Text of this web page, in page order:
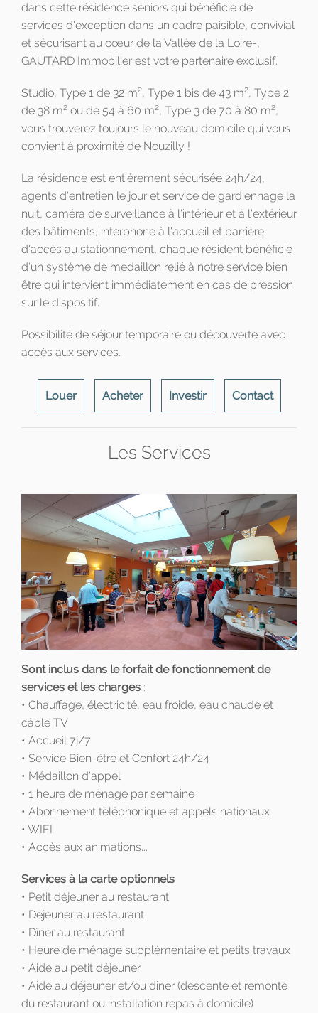
dans cette résidence seniors qui bénéficie de
services d'exception dans un cadre paisible, convivial
et sécurisant au cœur de la Vallée de la Loire-,
GAUTARD Immobilier est votre partenaire exclusif.
Studio, Type 1 de 32 m2, Type 1 bis de 43 m2, Type 2
de 38 m2 ou de 54 à 60 m2, Type 3 de 70 à 80 m2,
vous trouverez toujours le nouveau domicile qui vous
convient à proximité de Nouzilly !
La résidence est entièrement sécurisée 24h/24,
agents d'entretien le jour et service de gardiennage la
nuit, caméra de surveillance à l'intérieur et à l'extérieur
des bâtiments, interphone à l'accueil et barrière
d'accès au stationnement, chaque résident bénéficie
d'un système de medaillon relié à notre service bien
être qui intervient immédiatement en cas de pression
sur le dispositif.
Possibilité de séjour temporaire ou découverte avec
accès aux services.
Louer Acheter Investir Contact
Les Services
Sont inclus dans le forfait de fonctionnement de
services et les charges :
• Chauffage, électricité, eau froide, eau chaude et
câble TV
• Accueil 7j/7
• Service Bien-être et Confort 24h/24
• Médaillon d'appel
• 1 heure de ménage par semaine
• Abonnement téléphonique et appels nationaux
• WIFI
• Accès aux animations...
Services à la carte optionnels
• Petit déjeuner au restaurant
• Déjeuner au restaurant
• Dîner au restaurant
• Heure de ménage supplémentaire et petits travaux
• Aide au petit déjeuner
• Aide au déjeuner et/ou dîner (descente et remonte
du restaurant ou installation repas à domicile)